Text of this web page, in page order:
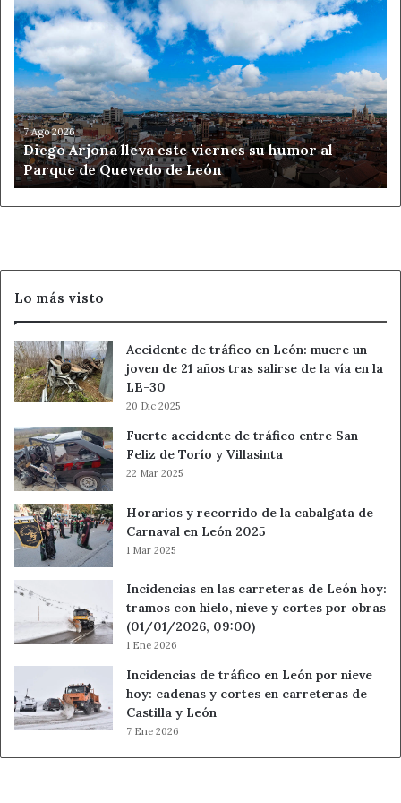
Arjona
lleva
este
viernes
su
humor
al
Parque
de
Quevedo
de
7 Ago 2026
Diego Arjona lleva este viernes su humor al
Parque de Quevedo de León
Lo más visto
Accidente de tráfico en León: muere un
joven de 21 años tras salirse de la vía en la
LE-30
20 Dic 2025
Fuerte accidente de tráfico entre San
Feliz de Torío y Villasinta
22 Mar 2025
Horarios y recorrido de la cabalgata de
Carnaval en León 2025
1 Mar 2025
Incidencias en las carreteras de León hoy:
tramos con hielo, nieve y cortes por obras
(01/01/2026, 09:00)
1 Ene 2026
Incidencias de tráfico en León por nieve
hoy: cadenas y cortes en carreteras de
Castilla y León
7 Ene 2026